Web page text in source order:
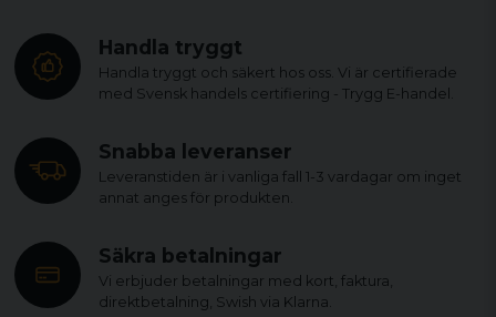
Handla tryggt
Handla tryggt och säkert hos oss. Vi är certifierade
med Svensk handels certifiering - Trygg E-handel.
Snabba leveranser
Leveranstiden är i vanliga fall 1-3 vardagar om inget
annat anges för produkten.
Säkra betalningar
Vi erbjuder betalningar med kort, faktura,
direktbetalning, Swish via Klarna.